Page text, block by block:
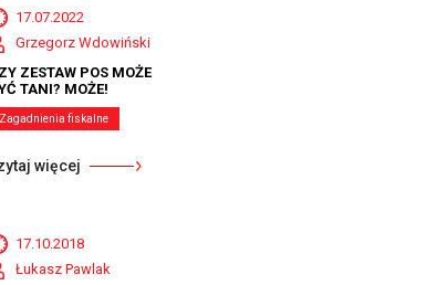
17.07.2022
Grzegorz Wdowiński
ZESTAW POS MOŻE
TANI? MOŻE!
Zagadnienia fiskalne
więcej
17.10.2018
Łukasz Pawlak